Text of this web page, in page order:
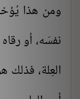
ومن هذا
نفسَه، أو
العِلة، فذلك